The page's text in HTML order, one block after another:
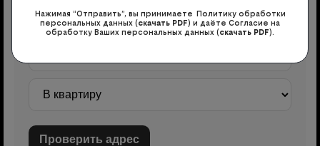
Нажимая “Отправить”, вы принимаете Политику обработки
персональных данных (скачать PDF) и даёте Согласие на
обработку Ваших персональных данных (скачать PDF).